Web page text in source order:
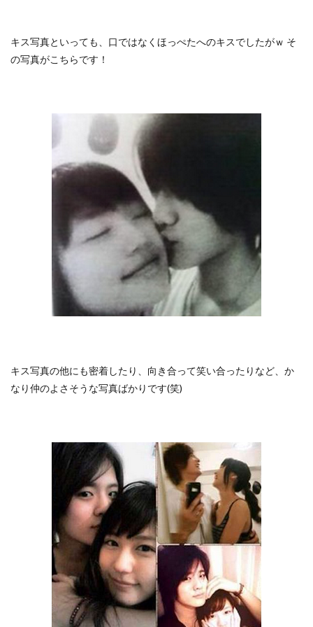
キス写真といっても、口ではなくほっぺたへのキスでしたがｗ そ
の写真がこちらです！
キス写真の他にも密着したり、向き合って笑い合ったりなど、か
なり仲のよさそうな写真ばかりです(笑)